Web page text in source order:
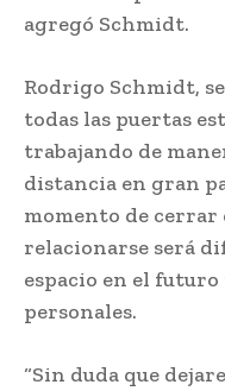
agregó Schmidt.
Rodrigo Schmidt,
todas las puertas
trabajando de
distancia en gran
momento de cerrar
relacionarse será
espacio en el
personales.
“Sin duda que